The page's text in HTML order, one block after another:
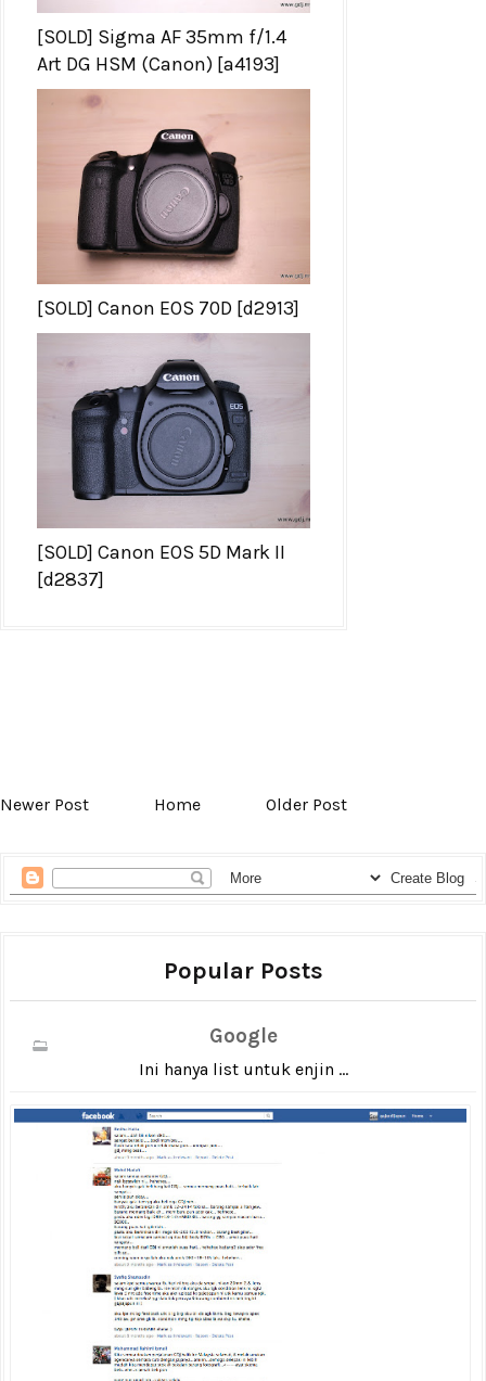
[SOLD] Sigma AF 35mm f/1.4
Art DG HSM (Canon) [a4193]
[SOLD] Canon EOS 70D [d2913]
[SOLD] Canon EOS 5D Mark II
[d2837]
Newer Post Home Older Post
Popular Posts
Google
Ini hanya list untuk enjin ...